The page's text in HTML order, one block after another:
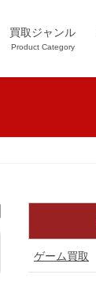
買取ジャンル
Product Category
ゲーム買取